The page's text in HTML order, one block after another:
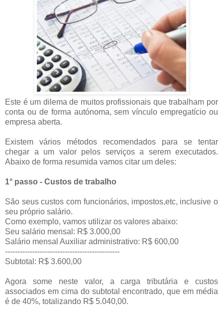
Este é um dilema de muitos profissionais que trabalham por
conta ou de forma autónoma, sem vínculo empregatício ou
empresa aberta.
Existem vários métodos recomendados para se tentar
chegar a um valor pelos serviços a serem executados.
Abaixo de forma resumida vamos citar um deles:
1° passo - Custos de trabalho
São seus custos com funcionários, impostos,etc, inclusive o
seu próprio salário.
Como exemplo, vamos utilizar os valores abaixo:
Seu salário mensal: R$ 3.000,00
Salário mensal Auxiliar administrativo: R$ 600,00
----------------------------------------------
Subtotal: R$ 3.600,00
Agora some neste valor, a carga tributária e custos
associados em cima do subtotal encontrado, que em média
é de 40%, totalizando R$ 5.040,00.